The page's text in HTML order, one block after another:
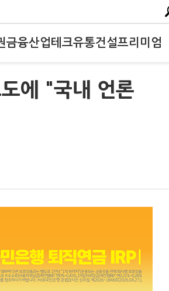
금융산업테크유통건설프리미엄
에 "국내 언론